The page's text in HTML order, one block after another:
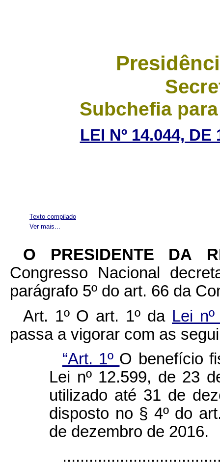
Subchefia
LEI Nº 14.044,
Ver mais...
Texto compilado
O PRESIDENTE DA
Congresso Nacional
parágrafo 5º do art. 66 da
Art. 1º O art. 1º da Lei
passa a vigorar com as
“Art. 1º O benefício
Lei nº 12.599, de 23
utilizado até 31 de
disposto no § 4º do
de dezembro de 2016.